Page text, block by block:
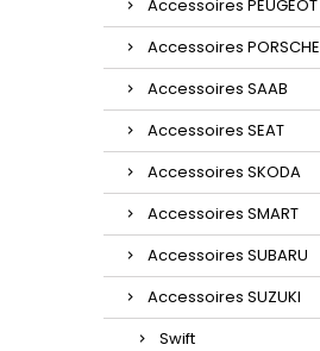
Accessoires PEUGEOT
Accessoires PORSCHE
Accessoires SAAB
Accessoires SEAT
Accessoires SKODA
Accessoires SMART
Accessoires SUBARU
Accessoires SUZUKI
Swift